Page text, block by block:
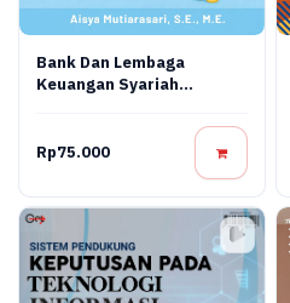
Bank Dan Lembaga
Keuangan Syariah
Rp75.000